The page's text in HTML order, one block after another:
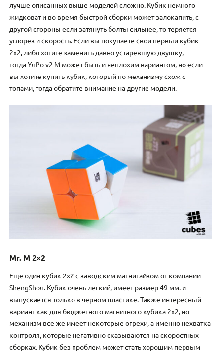
лучше описанных выше моделей сложно. Кубик немного
жидковат и во время быстрой сборки может залокапить, с
другой стороны если затянуть болты сильнее, то теряется
углорез и скорость. Если вы покупаете свой первый кубик
2х2, либо хотите заменить давно устаревшую двушку,
тогда YuPo v2 M может быть и неплохим вариантом, но если
вы хотите купить кубик, который по механизму схож с
топами, тогда обратите внимание на другие модели.
Mr. M 2×2
Еще один кубик 2х2 с заводским магнитайзом от компании
ShengShou. Кубик очень легкий, имеет размер 49 мм. и
выпускается только в черном пластике. Также интересный
вариант как для бюджетного магнитного кубика 2х2, но
механизм все же имеет некоторые огрехи, а именно нехватка
контроля, которые негативно сказываются на скоростных
сборках. Кубик без проблем может стать хорошим первым